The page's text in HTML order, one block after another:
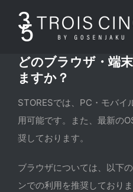
content
どのブラウザ・端
ますか？
STORESでは、PC・モバイ
用可能です。また、最新の
奨しております。
ブラウザについては、以下
ンでの利用を推奨しておりま